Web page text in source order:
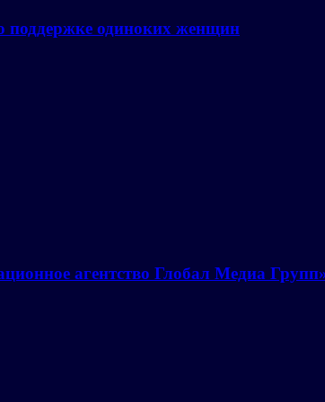
поддержке одиноких женщин
агентство Глобал Медиа